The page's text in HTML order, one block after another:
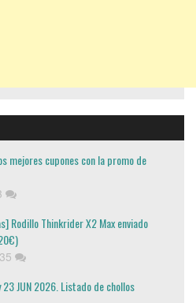
mejores cupones con la promo de
Rodillo Thinkrider X2 Max enviado
23 JUN 2026. Listado de chollos